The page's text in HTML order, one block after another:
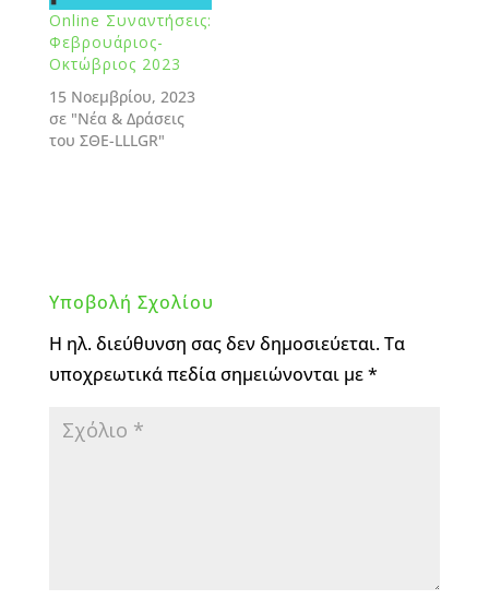
Online Συναντήσεις:
Φεβρουάριος-
Οκτώβριος 2023
15 Νοεμβρίου, 2023
σε "Νέα & Δράσεις
του ΣΘΕ-LLLGR"
Υποβολή Σχολίου
Η ηλ. διεύθυνση σας δεν δημοσιεύεται.Τα
υποχρεωτικά πεδία σημειώνονται με*